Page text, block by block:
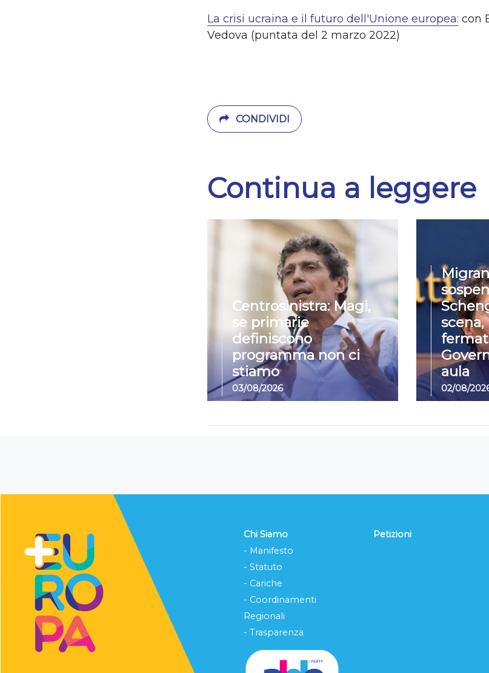
La crisi ucraina e il futuro dell'Unione europea: con
Vedova (puntata del 2 marzo 2022)
CONDIVIDI
Continua a leggere
Centrosinistra: Magi,
se primarie
definiscono
programma non ci
stiamo
03/08/2026
scena,
aula
02/08/
Chi Siamo
- Manifesto
- Statuto
- Cariche
- Coordinamenti
Regionali
- Trasparenza
Petizioni